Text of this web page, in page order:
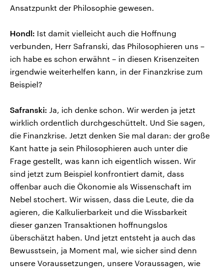
Ansatzpunkt der Philosophie gewesen.
Hondl: Ist damit vielleicht auch die Hoffnung
verbunden, Herr Safranski, das Philosophieren uns –
ich habe es schon erwähnt – in diesen Krisenzeiten
irgendwie weiterhelfen kann, in der Finanzkrise zum
Beispiel?
Safranski: Ja, ich denke schon. Wir werden ja jetzt
wirklich ordentlich durchgeschüttelt. Und Sie sagen,
die Finanzkrise. Jetzt denken Sie mal daran: der große
Kant hatte ja sein Philosophieren auch unter die
Frage gestellt, was kann ich eigentlich wissen. Wir
sind jetzt zum Beispiel konfrontiert damit, dass
offenbar auch die Ökonomie als Wissenschaft im
Nebel stochert. Wir wissen, dass die Leute, die da
agieren, die Kalkulierbarkeit und die Wissbarkeit
dieser ganzen Transaktionen hoffnungslos
überschätzt haben. Und jetzt entsteht ja auch das
Bewusstsein, ja Moment mal, wie sicher sind denn
unsere Voraussetzungen, unsere Voraussagen, wie